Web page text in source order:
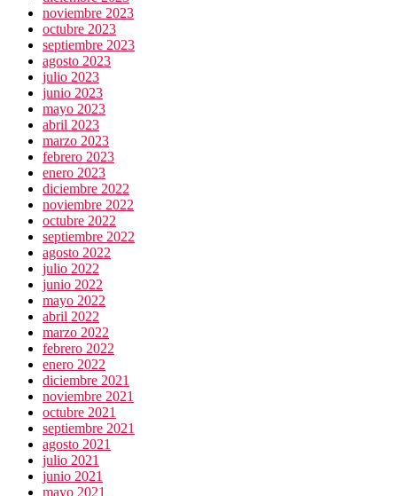
noviembre 2023
octubre 2023
septiembre 2023
agosto 2023
julio 2023
junio 2023
mayo 2023
abril 2023
marzo 2023
febrero 2023
enero 2023
diciembre 2022
noviembre 2022
octubre 2022
septiembre 2022
agosto 2022
julio 2022
junio 2022
mayo 2022
abril 2022
marzo 2022
febrero 2022
enero 2022
diciembre 2021
noviembre 2021
octubre 2021
septiembre 2021
agosto 2021
julio 2021
junio 2021
mayo 2021